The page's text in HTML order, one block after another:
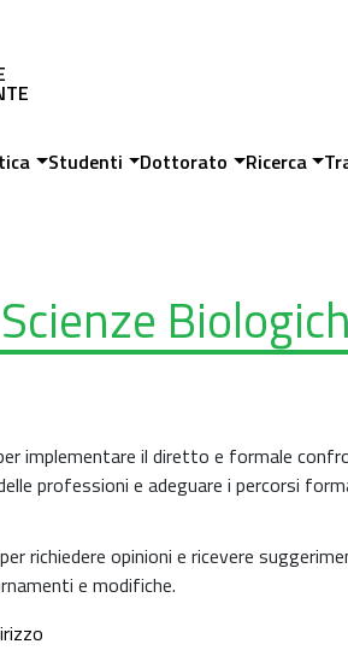
Studenti Dottorato Ricerca
implementare il diretto e formale
professioni e adeguare i percorsi
richiedere opinioni e ricevere
e modifiche.